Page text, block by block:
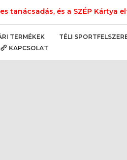
tanácsadás, és a SZÉP Kártya
TERMÉKEK TÉLI
KAPCSOLAT